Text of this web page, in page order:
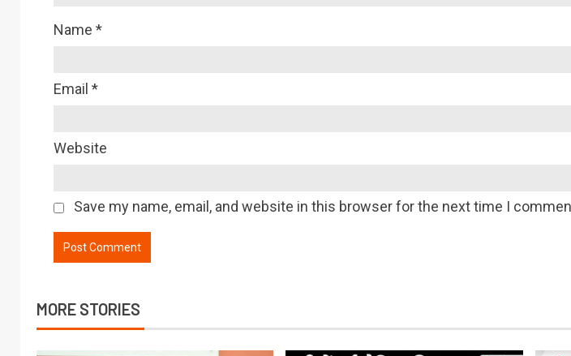
Name *
Email *
Website
Save my name, email, and website in this browser for the next time I
MORE STORIES